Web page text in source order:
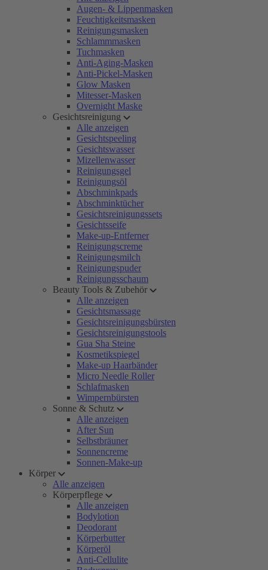
Augen- & Lippenmasken
Feuchtigkeitsmasken
Reinigungsmasken
Schlammmasken
Tuchmasken
Anti-Aging-Masken
Anti-Pickel-Masken
Glow Masken
Mitesser-Masken
Overnight Maske
Gesichtsreinigung
Alle anzeigen
Gesichtspeeling
Gesichtswasser
Mizellenwasser
Reinigungsgel
Reinigungsöl
Abschminkpads
Abschminktücher
Gesichtsreinigungssets
Gesichtsseife
Make-up-Entferner
Reinigungscreme
Reinigungsmilch
Reinigungspuder
Reinigungsschaum
Beauty Tools & Zubehör
Alle anzeigen
Gesichtsmassage
Gesichtsreinigungsbürsten
Gesichtsreinigungstools
Gua Sha Steine
Kosmetikspiegel
Make-up Haarbänder
Micro Needle Roller
Schlafmasken
Wimpernbürsten
Sonne & Schutz
Alle anzeigen
After Sun
Selbstbräuner
Sonnencreme
Sonnen-Make-up
Körper
Alle anzeigen
Körperpflege
Alle anzeigen
Bodylotion
Deodorant
Körperbutter
Körperöl
Anti-Cellulite